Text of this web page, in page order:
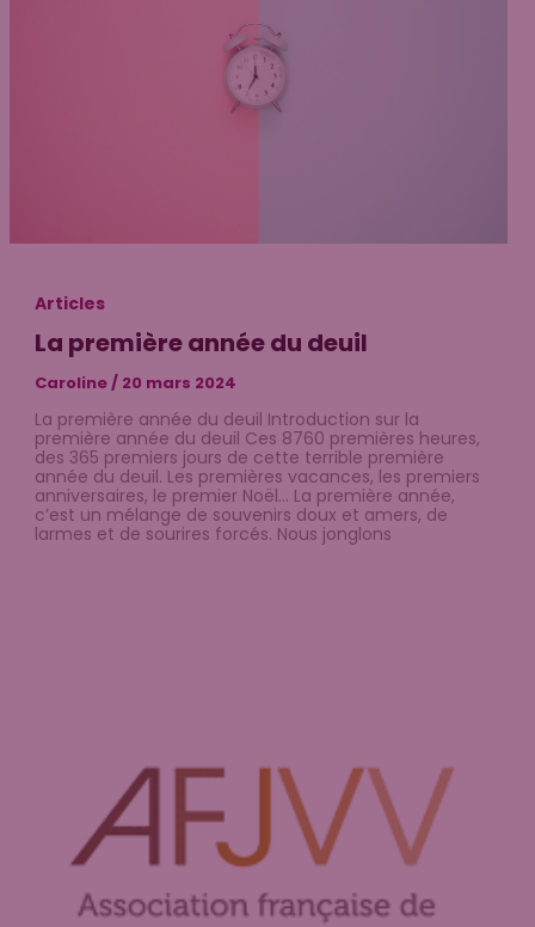
Articles
La première année du deuil
Caroline/ 20 mars 2024
La première année du deuil Introduction sur la
première année du deuil Ces 8760 premières heures,
des 365 premiers jours de cette terrible première
année du deuil. Les premières vacances, les premiers
anniversaires, le premier Noël… La première année,
c’est un mélange de souvenirs doux et amers, de
larmes et de sourires forcés. Nous jonglons